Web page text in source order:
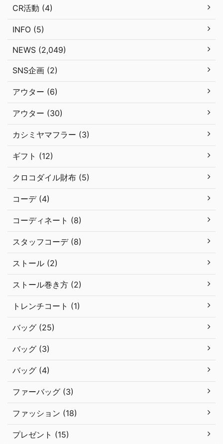
CR活動 (4)
INFO (5)
NEWS (2,049)
SNS企画 (2)
アウター (6)
アウター (30)
カシミヤマフラー (3)
ギフト (12)
クロコダイル財布 (5)
コーデ (4)
コーディネート (8)
スタッフコーデ (8)
ストール (2)
ストール巻き方 (2)
トレンチコート (1)
バッグ (25)
バッグ (3)
バッグ (4)
ファーバッグ (3)
ファッション (18)
プレゼント (15)